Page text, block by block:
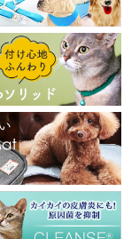
カーキ